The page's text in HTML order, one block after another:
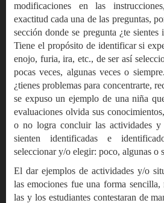
modificaciones en las
exactitud cada una de las preguntas,
sección donde se pregunta ¿te
Tiene el propósito de identificar si
enojo, furia, ira, etc., de ser así
pocas veces, algunas veces o
¿tienes problemas para concentrarte,
se expuso un ejemplo de una niña
evaluaciones olvida sus
o no logra concluir las actividades
sienten identificadas e
seleccionar y/o elegir: poco, algunas o
El dar ejemplos de actividades y/o
las emociones fue una forma
las y los estudiantes contestaran de